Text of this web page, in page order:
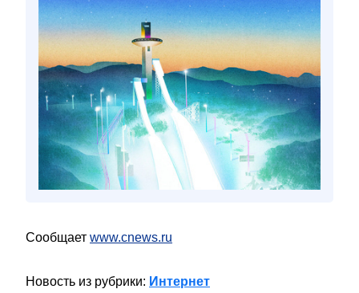
Сообщает www.cnews.ru
Новость из рубрики: Интернет